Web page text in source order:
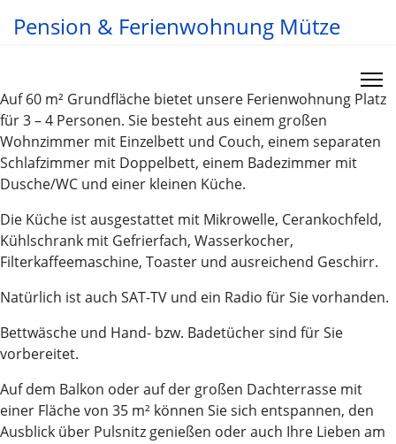
Pension & Ferienwohnung Mütze
Auf 60 m² Grundfläche bietet unsere Ferienwohnung Platz
für 3 – 4 Personen. Sie besteht aus einem großen
Wohnzimmer mit Einzelbett und Couch, einem separaten
Schlafzimmer mit Doppelbett, einem Badezimmer mit
Dusche/WC und einer kleinen Küche.
Die Küche ist ausgestattet mit Mikrowelle, Cerankochfeld,
Kühlschrank mit Gefrierfach, Wasserkocher,
Filterkaffeemaschine, Toaster und ausreichend Geschirr.
Natürlich ist auch SAT-TV und ein Radio für Sie vorhanden.
Bettwäsche und Hand- bzw. Badetücher sind für Sie
vorbereitet.
Auf dem Balkon oder auf der großen Dachterrasse mit
einer Fläche von 35 m² können Sie sich entspannen, den
Ausblick über Pulsnitz genießen oder auch Ihre Lieben am